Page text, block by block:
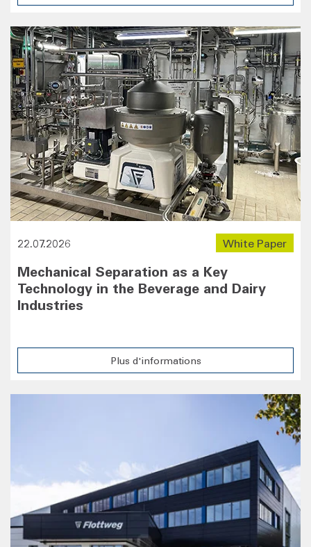
White Paper
22.07.2026
Mechanical Separation as a Key
Technology in the Beverage and Dairy
Industries
Plus d'informations